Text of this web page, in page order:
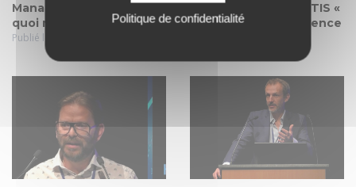
Manager de centre, c’est
quoi mon job ?
Publié le 21 mai. 2022
SYMPOSIUM NOVARTIS «
La santé et l’Intelligence
Politique de confidentialité